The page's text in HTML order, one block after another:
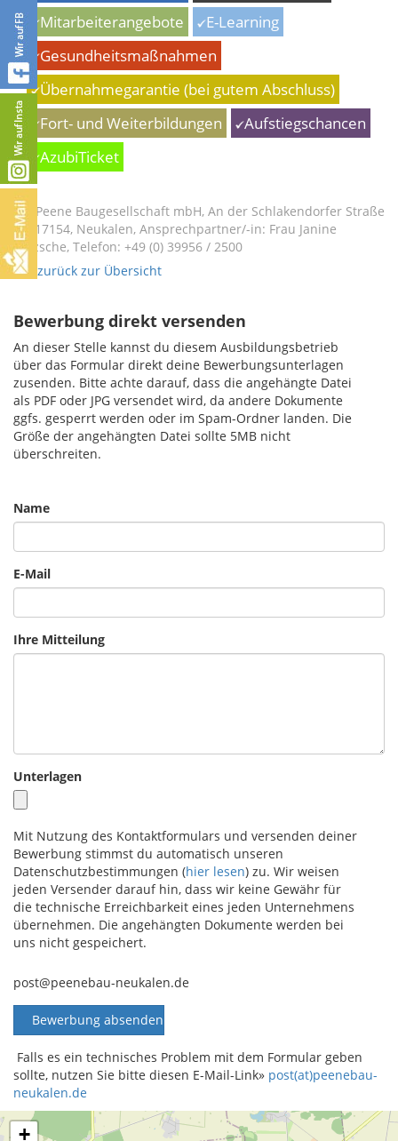
Mitarbeiterangebote
E-Learning
Gesundheitsmaßnahmen
Übernahmegarantie (bei gutem Abschluss)
Fort- und Weiterbildungen
Aufstiegschancen
AzubiTicket
Peene Baugesellschaft mbH, An der Schlakendorfer Straße
13. 17154, Neukalen, Ansprechpartner/-in: Frau Janine
Fritzsche, Telefon: +49 (0) 39956 / 2500
« zurück zur Übersicht
Bewerbung direkt versenden
An dieser Stelle kannst du diesem Ausbildungsbetrieb
über das Formular direkt deine Bewerbungsunterlagen
zusenden. Bitte achte darauf, dass die angehängte Datei
als PDF oder JPG versendet wird, da andere Dokumente
ggfs. gesperrt werden oder im Spam-Ordner landen. Die
Größe der angehängten Datei sollte 5MB nicht
überschreiten.
Name
E-Mail
Ihre Mitteilung
Unterlagen
Mit Nutzung des Kontaktformulars und versenden deiner
Bewerbung stimmst du automatisch unseren
Datenschutzbestimmungen (hier lesen) zu. Wir weisen
jeden Versender darauf hin, dass wir keine Gewähr für
die technische Erreichbarkeit eines jeden Unternehmens
übernehmen. Die angehängten Dokumente werden bei
uns nicht gespeichert.
post@peenebau-neukalen.de
Falls es ein technisches Problem mit dem Formular geben
sollte, nutzen Sie bitte diesen E-Mail-Link» post(at)peenebau-
neukalen.de
+